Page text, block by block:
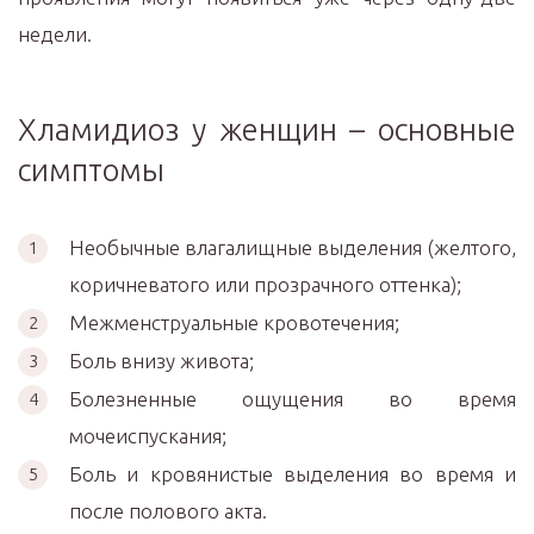
недели.
Хламидиоз у женщин – основные
симптомы
Необычные влагалищные выделения (желтого,
коричневатого или прозрачного оттенка);
Межменструальные кровотечения;
Боль внизу живота;
Болезненные ощущения во время
мочеиспускания;
Боль и кровянистые выделения во время и
после полового акта.